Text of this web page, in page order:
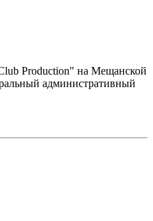
Production" на Мещанской
административный